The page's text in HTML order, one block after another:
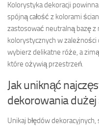
Kolorystyka dekoracji
spójną całość z kolorami
zastosować neutralną bazę
kolorystycznych w zależności
wybierz delikatne róże, a
które ożywią przestrzeń.
Jak uniknąć
dekorowania dużej
Unikaj błędów